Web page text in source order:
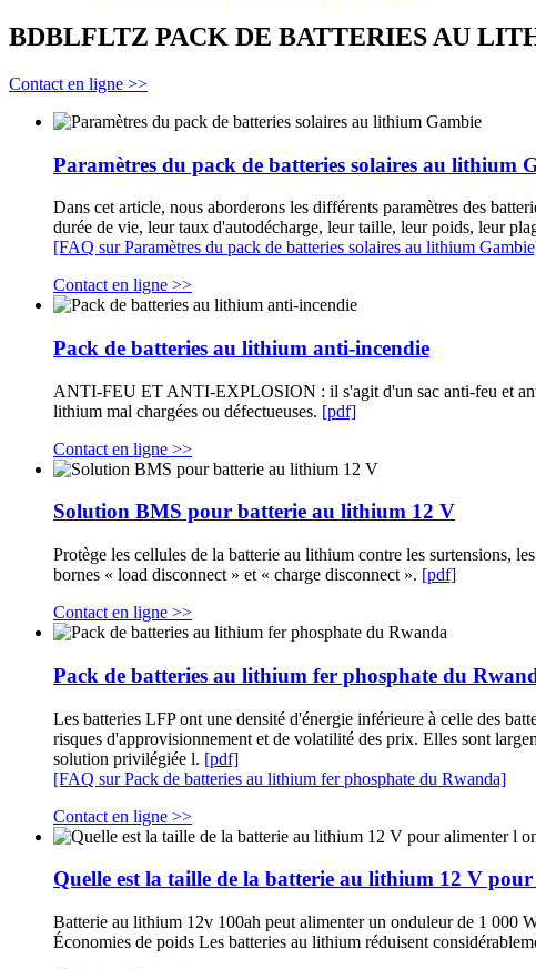
BDBLFLTZ PACK DE BATTERIES AU
Contact en ligne >>
Paramètres du pack de batteries solaires au lithium
Dans cet article, nous aborderons les différents paramètres des
durée de vie, leur taux d'autodécharge, leur taille, leur poids, leur
[FAQ sur Paramètres du pack de batteries solaires au lithium
Contact en ligne >>
Pack de batteries au lithium anti-incendie
ANTI-FEU ET ANTI-EXPLOSION : il s'agit d'un sac anti-feu et
lithium mal chargées ou défectueuses. [pdf]
Contact en ligne >>
Solution BMS pour batterie au lithium 12 V
Protège les cellules de la batterie au lithium contre les surtensions,
bornes « load disconnect » et « charge disconnect ». [pdf]
Contact en ligne >>
Pack de batteries au lithium fer phosphate du
Les batteries LFP ont une densité d'énergie inférieure à celle des
risques d'approvisionnement et de volatilité des prix. Elles sont
solution privilégiée l. [pdf]
[FAQ sur Pack de batteries au lithium fer phosphate du Rwanda]
Contact en ligne >>
Quelle est la taille de la batterie au lithium 12 V
Batterie au lithium 12v 100ah peut alimenter un onduleur de 1 000
Économies de poids Les batteries au lithium réduisent